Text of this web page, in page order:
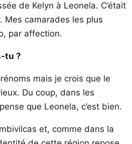
de Kelyn à Leonela. C’était
Mes camarades les plus
par affection.
tu ?
mais je crois que le
Du coup, dans les
que Leonela, c’est bien.
et, comme dans la